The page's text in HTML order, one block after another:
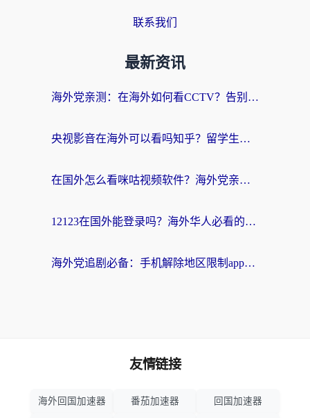
联系我们
最新资讯
海外党亲测：在海外如何看CCTV？告别“仅限大陆播放”的实用指南
央视影音在海外可以看吗知乎？留学生亲测：3步解决地域限制+追剧自由
在国外怎么看咪咕视频软件？海外党亲测有效的回国加速方案
12123在国外能登录吗？海外华人必看的回国加速实用指南
海外党追剧必备：手机解除地区限制app怎么选？解决央视视频&国内剧地区限制全指南
友情链接
海外回国加速器 番茄加速器 回国加速器